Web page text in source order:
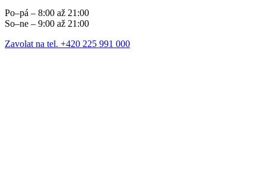
Po–pá – 8:00 až 21:00
So–ne – 9:00 až 21:00
Zavolat na tel. +420 225 991 000